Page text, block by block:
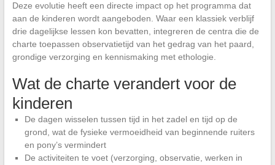
Deze evolutie heeft een directe impact op het programma dat
aan de kinderen wordt aangeboden. Waar een klassiek verblijf
drie dagelijkse lessen kon bevatten, integreren de centra die de
charte toepassen observatietijd van het gedrag van het paard,
grondige verzorging en kennismaking met ethologie.
Wat de charte verandert voor de
kinderen
De dagen wisselen tussen tijd in het zadel en tijd op de
grond, wat de fysieke vermoeidheid van beginnende ruiters
en pony’s vermindert
De activiteiten te voet (verzorging, observatie, werken in